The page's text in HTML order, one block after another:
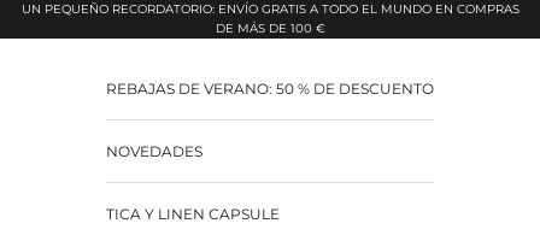
Pular para o conteúdo
UN PEQUEÑO RECORDATORIO: ENVÍO GRATIS A TODO EL MUNDO EN COMPRAS
DE MÁS DE 100 €
REBAJAS DE VERANO: 50 % DE DESCUENTO
NOVEDADES
TICA Y LINEN CAPSULE